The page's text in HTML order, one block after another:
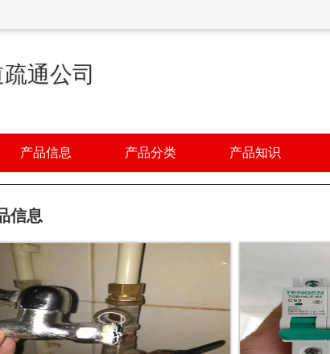
通公司
产品信息 产品分类 产品知识
信息